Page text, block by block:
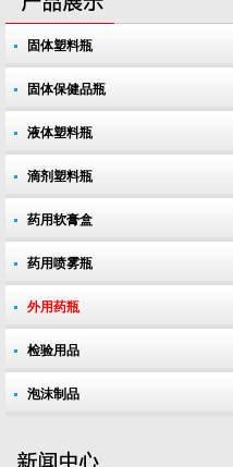
固体塑料瓶
固体保健品瓶
液体塑料瓶
滴剂塑料瓶
药用软膏盒
药用喷雾瓶
外用药瓶
检验用品
泡沫制品
如何解决塑料瓶在生产过程...
固体塑料瓶在现代包装系统...
市场对医用塑料瓶的质量要...
我国将成为增长的药品塑料...